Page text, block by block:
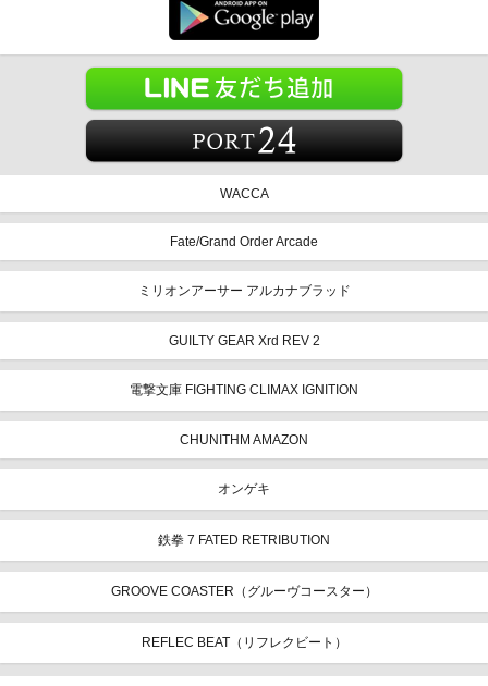
WACCA
Fate/Grand Order Arcade
ミリオンアーサー アルカナブラッド
GUILTY GEAR Xrd REV 2
電撃文庫 FIGHTING CLIMAX IGNITION
CHUNITHM AMAZON
オンゲキ
鉄拳 7 FATED RETRIBUTION
GROOVE COASTER（グルーヴコースター）
REFLEC BEAT（リフレクビート）